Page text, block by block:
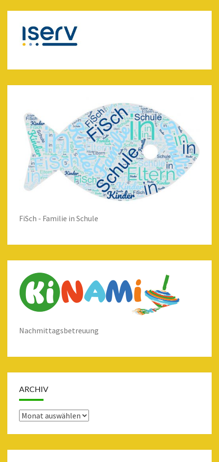
FiSch - Familie in Schule
Nachmittagsbetreuung
ARCHIV
Archiv